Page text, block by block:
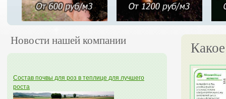
Новости нашей компании
Состав почвы для роз в теплице для лучшего
роста